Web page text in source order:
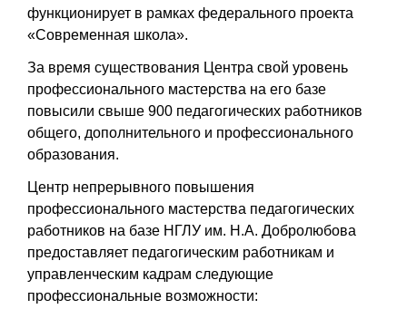
функционирует в рамках федерального проекта
«Современная школа».
За время существования Центра свой уровень
профессионального мастерства на его базе
повысили свыше 900 педагогических работников
общего, дополнительного и профессионального
образования.
Центр непрерывного повышения
профессионального мастерства педагогических
работников на базе НГЛУ им. Н.А. Добролюбова
предоставляет педагогическим работникам и
управленческим кадрам следующие
профессиональные возможности: